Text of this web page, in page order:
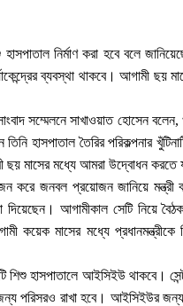
নির্মাণ করা হবে বলে
ব্যবস্থা থাকবে। আগামী
সম্মেলনে সাখাওয়াত হোসেন
হাসপাতাল তৈরির পরিকল্পনার
ছয় মাসের মধ্যে আমরা উদ্বোধন করতে
করে জনবল প্রয়োজন জানিয়ে মন্ত্রী
দিয়েছেন। আগামীকাল সেটি নিয়ে
মাসের মধ্যে প্রধানমন্ত্রীকে
শিশু হাসপাতালে আইসিইউ থাকবে।
পরিসরও রাখা হবে। আইসিইউর জন্য